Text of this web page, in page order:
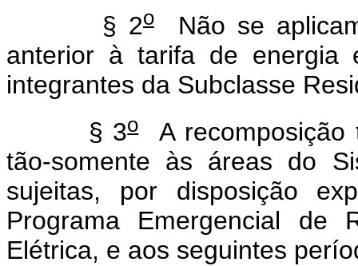
§ 2o Não se
anterior à tarifa de energia
integrantes da Subclasse
§ 3oA recomposição
tão-somente às áreas do
sujeitas, por disposição
Programa Emergencial de
Elétrica, e aos seguintes